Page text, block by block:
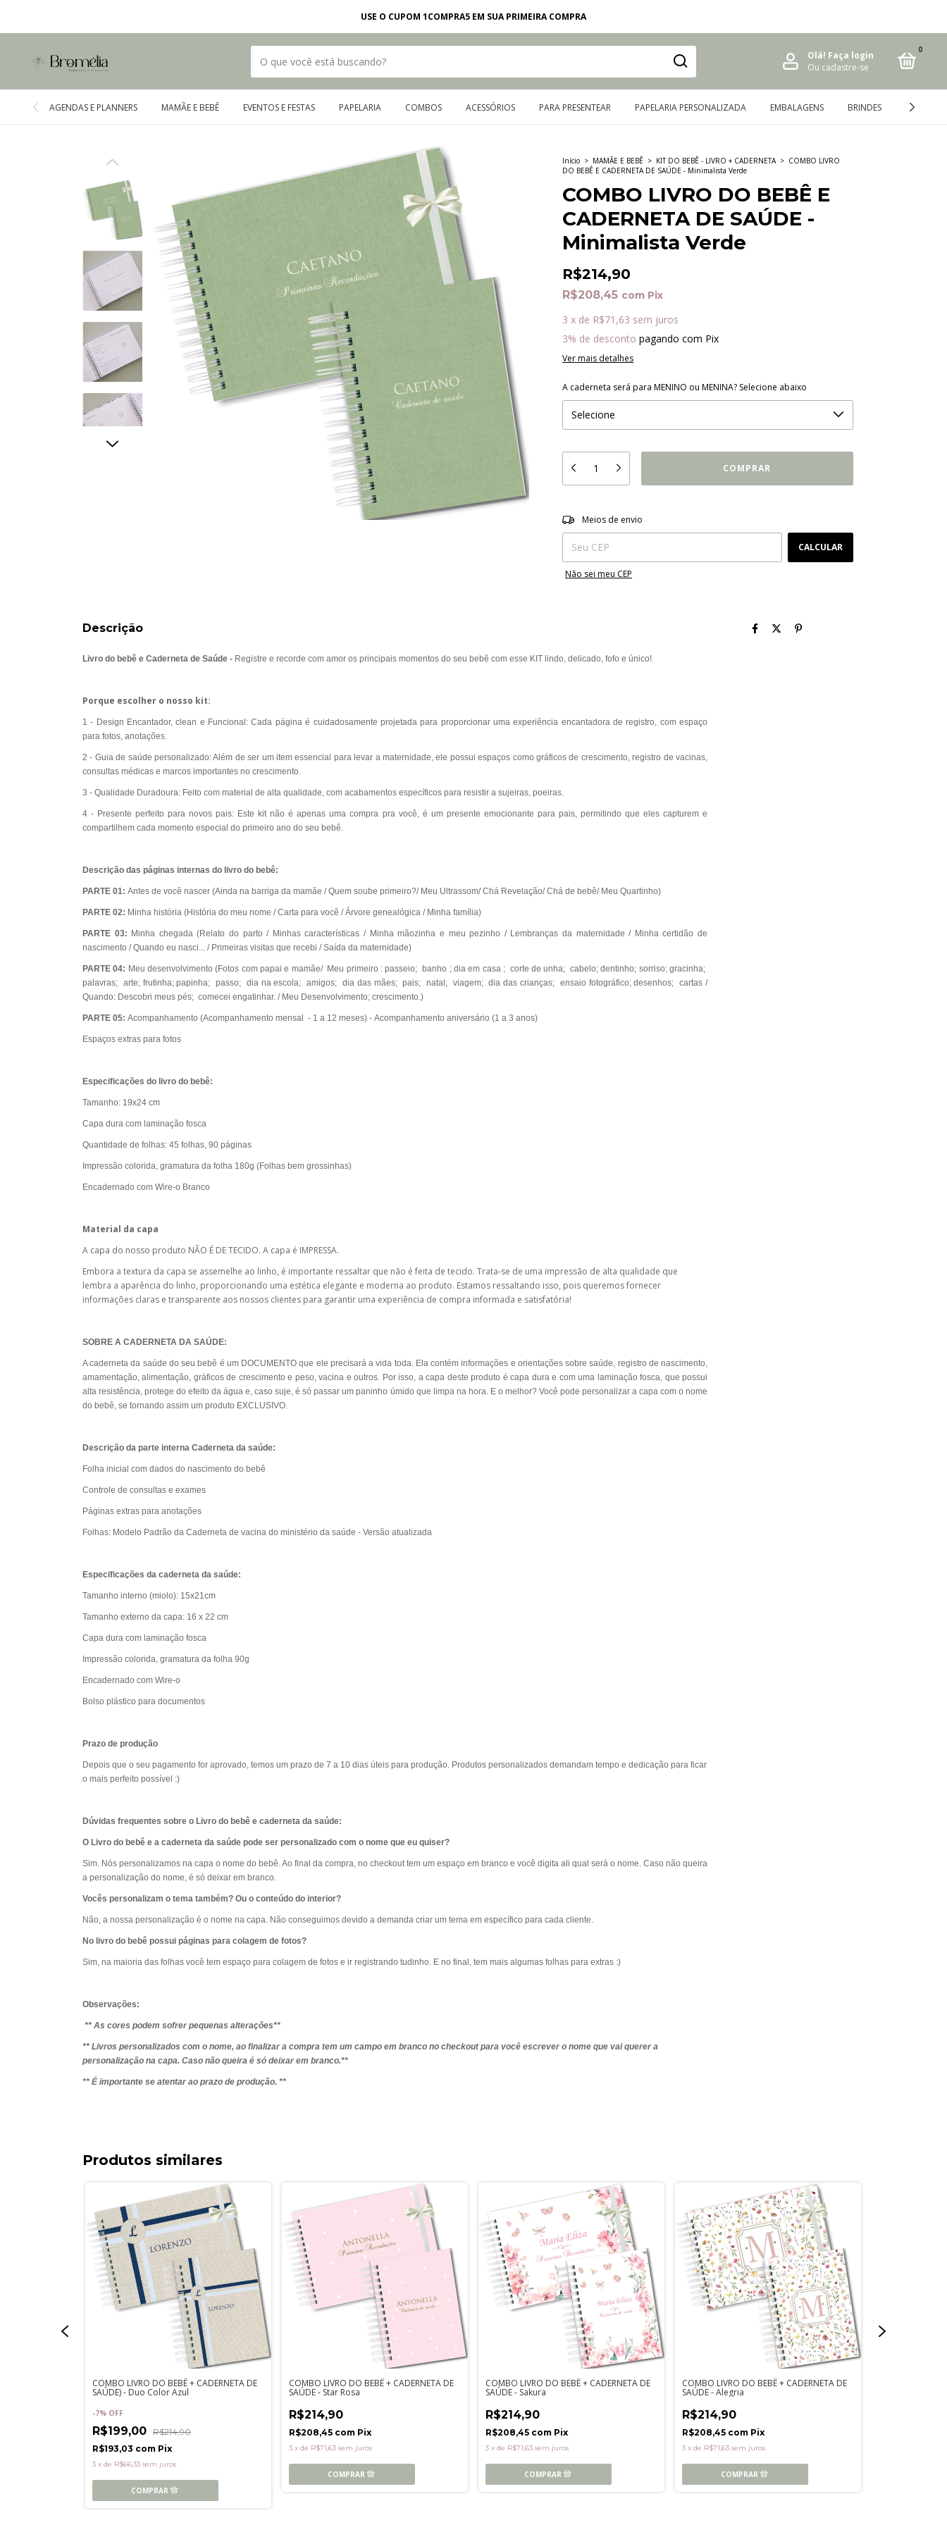
USE O CUPOM 1COMPRA5 EM SUA PRIMEIRA COMPRA
Olá! Faça login
Ou cadastre-se
0
AGENDAS E PLANNERS MAMÃE E BEBÊ EVENTOS E FESTAS PAPELARIA COMBOS ACESSÓRIOS PARA PRESENTEAR PAPELARIA PERSONALIZADA EMBALAGENS BRINDES
Início > MAMÃE E BEBÊ > KIT DO BEBÊ - LIVRO + CADERNETA > COMBO LIVRO
DO BEBÊ E CADERNETA DE SAÚDE - Minimalista Verde
COMBO LIVRO DO BEBÊ E
CADERNETA DE SAÚDE -
Minimalista Verde
R$214,90
R$208,45 com Pix
3 x de R$71,63 sem juros
3% de desconto pagando com Pix
Ver mais detalhes
A caderneta será para MENINO ou MENINA? Selecione abaixo
Entregas para o CEP:
Meios de envio
CALCULAR
Não sei meu CEP
Descrição
Livro do bebê e Caderneta de Saúde - Registre e recorde com amor os principais momentos do seu bebê com esse KIT lindo, delicado, fofo e único!
Porque escolher o nosso kit:
1 - Design Encantador, clean e Funcional: Cada página é cuidadosamente projetada para proporcionar uma experiência encantadora de registro, com espaço
para fotos, anotações.
2 - Guia de saúde personalizado: Além de ser um item essencial para levar a maternidade, ele possui espaços como gráficos de crescimento, registro de vacinas,
consultas médicas e marcos importantes no crescimento.
3 - Qualidade Duradoura: Feito com material de alta qualidade, com acabamentos específicos para resistir a sujeiras, poeiras.
4 - Presente perfeito para novos pais: Este kit não é apenas uma compra pra você, é um presente emocionante para pais, permitindo que eles capturem e
compartilhem cada momento especial do primeiro ano do seu bebê.
Descrição das páginas internas do livro do bebê:
PARTE 01: Antes de você nascer (Ainda na barriga da mamãe / Quem soube primeiro?/ Meu Ultrassom/ Chá Revelação/ Chá de bebê/ Meu Quartinho)
PARTE 02: Minha história (História do meu nome / Carta para você / Árvore genealógica / Minha família)
PARTE 03: Minha chegada (Relato do parto / Minhas características / Minha mãozinha e meu pezinho / Lembranças da maternidade / Minha certidão de
nascimento / Quando eu nasci... / Primeiras visitas que recebi / Saída da maternidade)
PARTE 04: Meu desenvolvimento (Fotos com papai e mamãe/ Meu primeiro : passeio; banho ; dia em casa ; corte de unha; cabelo; dentinho; sorriso; gracinha;
palavras; arte; frutinha; papinha; passo; dia na escola; amigos; dia das mães; pais; natal; viagem; dia das crianças; ensaio fotográfico; desenhos; cartas /
Quando: Descobri meus pés; comecei engatinhar. / Meu Desenvolvimento; crescimento.)
PARTE 05: Acompanhamento (Acompanhamento mensal - 1 a 12 meses) - Acompanhamento aniversário (1 a 3 anos)
Espaços extras para fotos
Especificações do livro do bebê:
Tamanho: 19x24 cm
Capa dura com laminação fosca
Quantidade de folhas: 45 folhas, 90 páginas
Impressão colorida, gramatura da folha 180g (Folhas bem grossinhas)
Encadernado com Wire-o Branco
Material da capa
A capa do nosso produto NÃO É DE TECIDO. A capa é IMPRESSA.
Embora a textura da capa se assemelhe ao linho, é importante ressaltar que não é feita de tecido. Trata-se de uma impressão de alta qualidade que
lembra a aparência do linho, proporcionando uma estética elegante e moderna ao produto. Estamos ressaltando isso, pois queremos fornecer
informações claras e transparente aos nossos clientes para garantir uma experiência de compra informada e satisfatória!
SOBRE A CADERNETA DA SAÚDE:
A caderneta da saúde do seu bebê é um DOCUMENTO que ele precisará a vida toda. Ela contém informações e orientações sobre saúde, registro de nascimento,
amamentação, alimentação, gráficos de crescimento e peso, vacina e outros. Por isso, a capa deste produto é capa dura e com uma laminação fosca, que possui
alta resistência, protege do efeito da água e, caso suje, é só passar um paninho úmido que limpa na hora. E o melhor? Você pode personalizar a capa com o nome
do bebê, se tornando assim um produto EXCLUSIVO.
Descrição da parte interna Caderneta da saúde:
Folha inicial com dados do nascimento do bebê
Controle de consultas e exames
Páginas extras para anotações
Folhas: Modelo Padrão da Caderneta de vacina do ministério da saúde - Versão atualizada
Especificações da caderneta da saúde:
Tamanho interno (miolo): 15x21cm
Tamanho externo da capa: 16 x 22 cm
Capa dura com laminação fosca
Impressão colorida, gramatura da folha 90g
Encadernado com Wire-o
Bolso plástico para documentos
Prazo de produção
Depois que o seu pagamento for aprovado, temos um prazo de 7 a 10 dias úteis para produção. Produtos personalizados demandam tempo e dedicação para ficar
o mais perfeito possível :)
Dúvidas frequentes sobre o Livro do bebê e caderneta da saúde:
O Livro do bebê e a caderneta da saúde pode ser personalizado com o nome que eu quiser?
Sim. Nós personalizamos na capa o nome do bebê. Ao final da compra, no checkout tem um espaço em branco e você digita ali qual será o nome. Caso não queira
a personalização do nome, é só deixar em branco.
Vocês personalizam o tema também? Ou o conteúdo do interior?
Não, a nossa personalização é o nome na capa. Não conseguimos devido a demanda criar um tema em específico para cada cliente.
No livro do bebê possui páginas para colagem de fotos?
Sim, na maioria das folhas você tem espaço para colagem de fotos e ir registrando tudinho. E no final, tem mais algumas folhas para extras :)
Observações:
** As cores podem sofrer pequenas alterações**
** Livros personalizados com o nome, ao finalizar a compra tem um campo em branco no checkout para você escrever o nome que vai querer a
personalização na capa. Caso não queira é só deixar em branco.**
** É importante se atentar ao prazo de produção. **
Produtos similares
COMBO LIVRO DO BEBÊ + CADERNETA DE
SAÚDE) - Duo Color Azul
-7% OFF
R$199,00 R$214,90
R$193,03 com Pix
3 x de R$66,33 sem juros
COMBO LIVRO DO BEBÊ + CADERNETA DE
SAÚDE - Star Rosa
R$214,90
R$208,45 com Pix
3 x de R$71,63 sem juros
COMBO LIVRO DO BEBÊ + CADERNETA DE
SAÚDE - Sakura
R$214,90
R$208,45 com Pix
3 x de R$71,63 sem juros
COMBO LIVRO DO BEBÊ + CADERNETA DE
SAÚDE - Alegria
R$214,90
R$208,45 com Pix
3 x de R$71,63 sem juros